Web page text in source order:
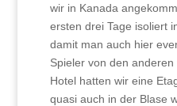
wir in Kanada
ersten drei Tage isoliert
damit man auch hier
Spieler von den
Hotel hatten wir eine
quasi auch in der Blase